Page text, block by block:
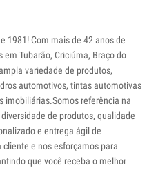
1981! Com mais de 42 anos de
Tubarão, Criciúma, Braço do
variedade de produtos,
automotivos, tintas automotivas
imobiliárias.Somos referência na
de produtos, qualidade
e entrega ágil de
e nos esforçamos para
que você receba o melhor